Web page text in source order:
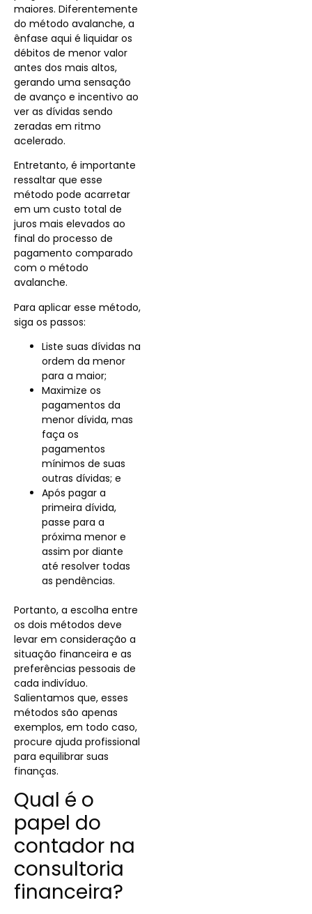
maiores. Diferentemente
do método avalanche, a
ênfase aqui é liquidar os
débitos de menor valor
antes dos mais altos,
gerando uma sensação
de avanço e incentivo ao
ver as dívidas sendo
zeradas em ritmo
acelerado.
Entretanto, é importante
ressaltar que esse
método pode acarretar
em um custo total de
juros mais elevados ao
final do processo de
pagamento comparado
com o método
avalanche.
Para aplicar esse método,
siga os passos:
Liste suas dívidas na
ordem da menor
para a maior;
Maximize os
pagamentos da
menor dívida, mas
faça os
pagamentos
mínimos de suas
outras dívidas; e
Após pagar a
primeira dívida,
passe para a
próxima menor e
assim por diante
até resolver todas
as pendências.
Portanto, a escolha entre
os dois métodos deve
levar em consideração a
situação financeira e as
preferências pessoais de
cada indivíduo.
Salientamos que, esses
métodos são apenas
exemplos, em todo caso,
procure ajuda profissional
para equilibrar suas
finanças.
Qual é o
papel do
contador na
consultoria
financeira?